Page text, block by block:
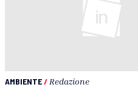
AMBIENTE/ Redazione